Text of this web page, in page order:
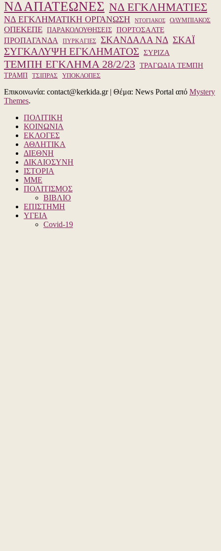
ΝΔ ΑΠΑΤΕΩΝΕΣ ΝΔ ΕΓΚΛΗΜΑΤΙΕΣ
ΝΔ ΕΓΚΛΗΜΑΤΙΚΗ ΟΡΓΑΝΩΣΗ ΝΤΟΓΙΑΚΟΣ ΟΛΥΜΠΙΑΚΟΣ
ΟΠΕΚΕΠΕ ΠΑΡΑΚΟΛΟΥΘΗΣΕΙΣ ΠΟΡΤΟΣΑΛΤΕ
ΠΡΟΠΑΓΑΝΔΑ ΠΥΡΚΑΓΙΕΣ ΣΚΑΝΔΑΛΑ ΝΔ ΣΚΑΪ
ΣΥΓΚΑΛΥΨΗ ΕΓΚΛΗΜΑΤΟΣ ΣΥΡΙΖΑ
ΤΕΜΠΗ ΕΓΚΛΗΜΑ 28/2/23 ΤΡΑΓΩΔΙΑ ΤΕΜΠΗ
ΤΡΑΜΠ ΤΣΙΠΡΑΣ ΥΠΟΚΛΟΠΕΣ
Επικοινωνία: contact@kerkida.gr | Θέμα: News Portal από Mystery
Themes.
ΠΟΛΙΤΙΚΗ
ΚΟΙΝΩΝΙΑ
ΕΚΛΟΓΕΣ
ΑΘΛΗΤΙΚΑ
ΔΙΕΘΝΗ
ΔΙΚΑΙΟΣΥΝΗ
ΙΣΤΟΡΙΑ
ΜΜΕ
ΠΟΛΙΤΙΣΜΟΣ
ΒΙΒΛΙΟ
ΕΠΙΣΤΗΜΗ
ΥΓΕΙΑ
Covid-19